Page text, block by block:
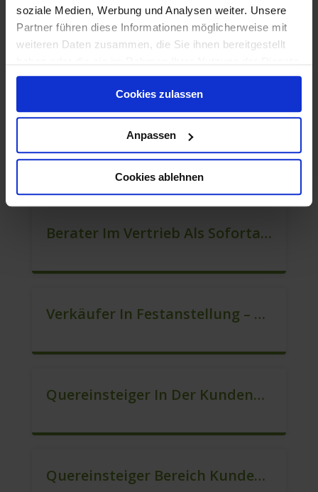
soziale Medien, Werbung und Analysen weiter. Unsere
Partner führen diese Informationen möglicherweise mit
weiteren Daten zusammen, die Sie ihnen bereitgestellt
gesammelt haben.
Cookies zulassen
Anpassen
Cookies ablehnen
Quereinsteiger In Der Kundenberatung (m/w/d)
Mitarbeiter Verkauf – Festanstellung (m/w/d)
Berater Im Vertrieb Als Sofortanstellung (m/w/d)
Verkäufer In Festanstellung – Top Gehalt (m/w/d)
Quereinsteiger In Der Kundenberatung (m/w/d)
Quereinsteiger Bereich Kundenberatung (m/w/d)